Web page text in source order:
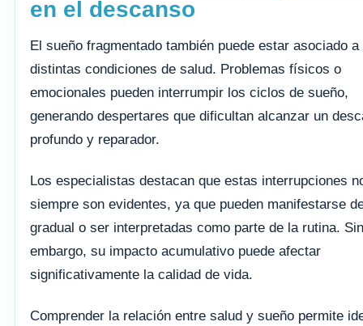
en el descanso
El sueño fragmentado también puede estar asociado a
distintas condiciones de salud. Problemas físicos o
emocionales pueden interrumpir los ciclos de sueño,
generando despertares que dificultan alcanzar un
profundo y reparador.
Los especialistas destacan que estas interrupciones
siempre son evidentes, ya que pueden manifestarse
gradual o ser interpretadas como parte de la rutina. Sin
embargo, su impacto acumulativo puede afectar
significativamente la calidad de vida.
Comprender la relación entre salud y sueño permite